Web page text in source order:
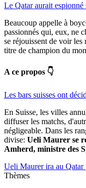
Le Qatar aurait espionné
Beaucoup appelle à
passionnés qui, eux, ne
se réjouissent de voir
titre de champion du
A ce propos 👇
Les bars suisses ont
En Suisse, les villes
diffuser les matchs,
négligeable. Dans les
divise: Ueli Maurer se
Amherd, ministre des
Ueli Maurer ira au
Thèmes